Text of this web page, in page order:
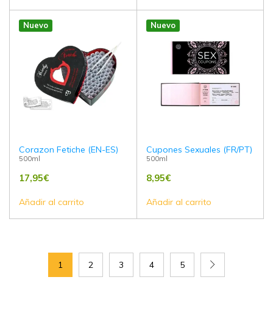
Nuevo
Corazon Fetiche (EN-ES)
500ml
17,95€
Añadir al carrito
Nuevo
Cupones Sexuales (FR/PT)
500ml
8,95€
Añadir al carrito
1 2 3 4 5